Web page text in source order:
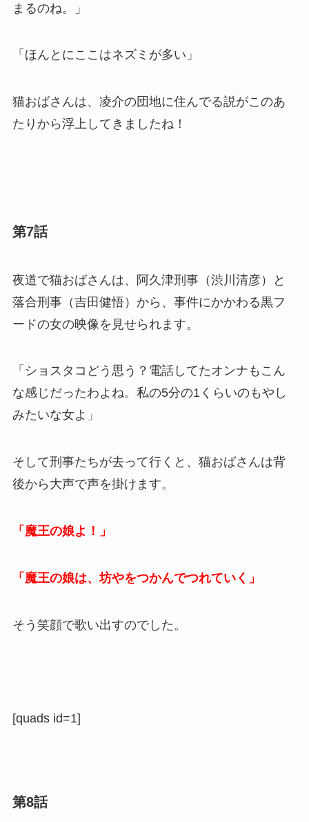
まるのね。」
「ほんとにここはネズミが多い」
猫おばさんは、凌介の団地に住んでる説がこのあ
たりから浮上してきましたね！
第7話
夜道で猫おばさんは、阿久津刑事（渋川清彦）と
落合刑事（吉田健悟）から、事件にかかわる黒フ
ードの女の映像を見せられます。
「ショスタコどう思う？電話してたオンナもこん
な感じだったわよね。私の5分の1くらいのもやし
みたいな女よ」
そして刑事たちが去って行くと、猫おばさんは背
後から大声で声を掛けます。
「魔王の娘よ！」
「魔王の娘は、坊やをつかんでつれていく」
そう笑顔で歌い出すのでした。
[quads id=1]
第8話